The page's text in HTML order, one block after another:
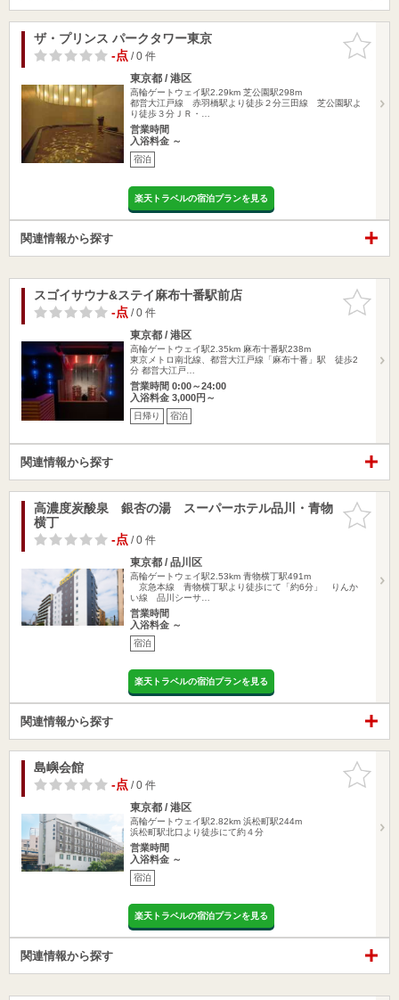
お気に入
りに追加
ザ・プリンス パークタワー東京
-点/ 0 件
東京都 / 港区
高輪ゲートウェイ駅2.29km 芝公園駅298m
都営大江戸線 赤羽橋駅より徒歩２分三田線 芝公園駅よ
り徒歩３分ＪＲ・…
営業時間
入浴料金 ～
宿泊
楽天トラベルの宿泊プランを見る
関連情報から探す
お気に入
りに追加
スゴイサウナ&ステイ麻布十番駅前店
-点/ 0 件
東京都 / 港区
高輪ゲートウェイ駅2.35km 麻布十番駅238m
東京メトロ南北線、都営大江戸線「麻布十番」駅 徒歩2
分 都営大江戸…
営業時間 0:00～24:00
入浴料金 3,000円～
日帰り 宿泊
関連情報から探す
お気に入
りに追加
高濃度炭酸泉 銀杏の湯 スーパーホテル品川・青物
横丁
-点/ 0 件
東京都 / 品川区
高輪ゲートウェイ駅2.53km 青物横丁駅491m
京急本線 青物横丁駅より徒歩にて「約6分」 りんか
い線 品川シーサ…
営業時間
入浴料金 ～
宿泊
楽天トラベルの宿泊プランを見る
関連情報から探す
お気に入
りに追加
島嶼会館
-点/ 0 件
東京都 / 港区
高輪ゲートウェイ駅2.82km 浜松町駅244m
浜松町駅北口より徒歩にて約４分
営業時間
入浴料金 ～
宿泊
楽天トラベルの宿泊プランを見る
関連情報から探す